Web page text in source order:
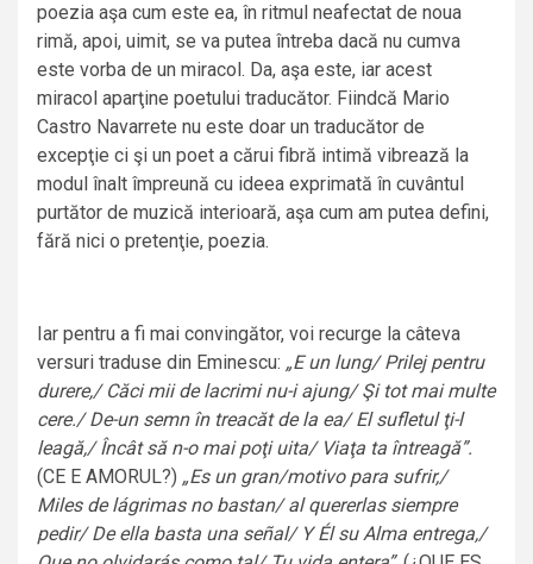
poezia aşa cum este ea, în ritmul neafectat de noua
rimă, apoi, uimit, se va putea întreba dacă nu cumva
este vorba de un miracol. Da, aşa este, iar acest
miracol aparţine poetului traducător. Fiindcă Mario
Castro Navarrete nu este doar un traducător de
excepţie ci şi un poet a cărui fibră intimă vibrează la
modul înalt împreună cu ideea exprimată în cuvântul
purtător de muzică interioară, aşa cum am putea defini,
fără nici o pretenţie, poezia.
Iar pentru a fi mai convingător, voi recurge la câteva
versuri traduse din Eminescu: „E un lung/ Prilej pentru
durere,/ Căci mii de lacrimi nu-i ajung/ Şi tot mai multe
cere./ De-un semn în treacăt de la ea/ El sufletul ţi-l
leagă,/ Încât să n-o mai poţi uita/ Viaţa ta întreagă”.
(CE E AMORUL?) „Es un gran/motivo para sufrir,/
Miles de lágrimas no bastan/ al quererlas siempre
pedir/ De ella basta una señal/ Y Él su Alma entrega,/